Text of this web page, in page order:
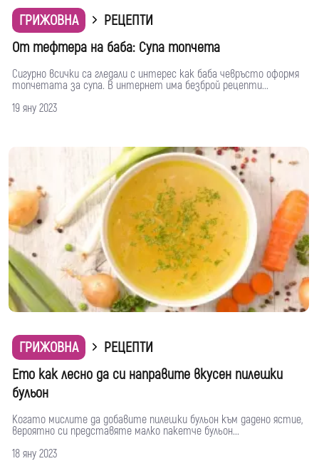
ГРИЖОВНА
РЕЦЕПТИ
От тефтера на баба: Супа топчета
Сигурно всички са гледали с интерес как баба чевръсто оформя
топчетата за супа. В интернет има безброй рецепти...
19 яну 2023
ГРИЖОВНА
РЕЦЕПТИ
Ето как лесно да си направите вкусен пилешки
бульон
Когато мислите да добавите пилешки бульон към дадено ястие,
вероятно си представяте малко пакетче бульон...
18 яну 2023